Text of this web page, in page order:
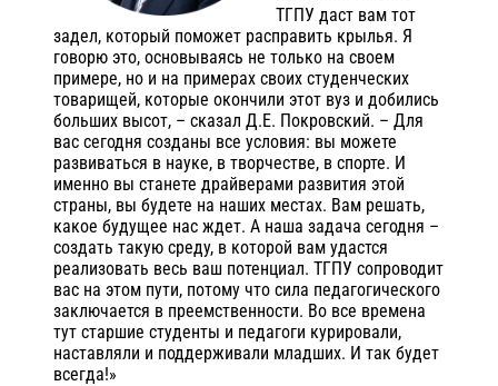
ТГПУ даст вам тот
задел, который поможет расправить крылья. Я
говорю это, основываясь не только на своем
примере, но и на примерах своих студенческих
товарищей, которые окончили этот вуз и добились
больших высот, – сказал Д.Е. Покровский. – Для
вас сегодня созданы все условия: вы можете
развиваться в науке, в творчестве, в спорте. И
именно вы станете драйверами развития этой
страны, вы будете на наших местах. Вам решать,
какое будущее нас ждет. А наша задача сегодня –
создать такую среду, в которой вам удастся
реализовать весь ваш потенциал. ТГПУ сопроводит
вас на этом пути, потому что сила педагогического
заключается в преемственности. Во все времена
тут старшие студенты и педагоги курировали,
наставляли и поддерживали младших. И так будет
всегда!»